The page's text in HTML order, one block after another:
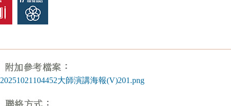
20251021104452大師演講海報(V)201.png